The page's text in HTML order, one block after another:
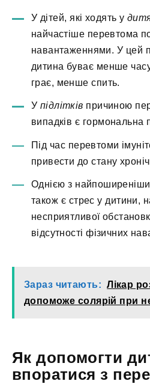
У дітей, які ходять у
найчастіше перевтома
навантаженнями. У цей
дитина буває менше
грає, менше спить.
Упідлітків причиною
випадків є гормональна
Під час перевтоми
привести до стану
Однією з
також є стрес у дитини,
несприятливої
відсутності фізичних
Зараз читають: Лікар
допоможе солярій при
Як допомогти
впоратися з